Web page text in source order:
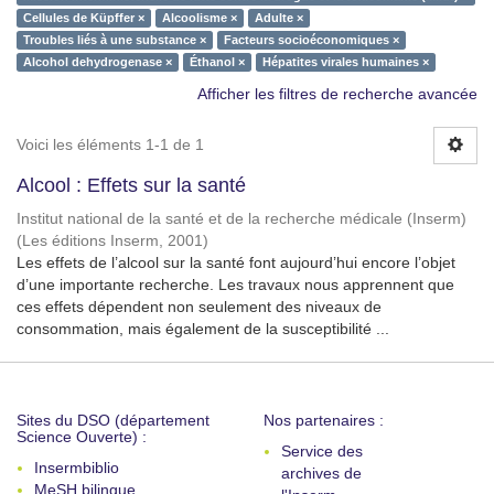
Cellules de Küpffer ×
Alcoolisme ×
Adulte ×
Troubles liés à une substance ×
Facteurs socioéconomiques ×
Alcohol dehydrogenase ×
Éthanol × Hépatites virales humaines ×
Afficher les filtres de recherche avancée
Voici les éléments 1-1 de 1
Alcool : Effets sur la santé
Institut national de la santé et de la recherche médicale (Inserm)
(Les éditions Inserm, 2001)
Les effets de l’alcool sur la santé font aujourd’hui encore l’objet
d’une importante recherche. Les travaux nous apprennent que
ces effets dépendent non seulement des niveaux de
consommation, mais également de la susceptibilité ...
Sites du DSO (département
Science Ouverte) :
Insermbiblio
MeSH bilingue
Nos partenaires :
Service des
archives de